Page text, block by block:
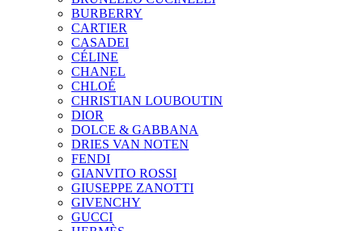
BURBERRY
CARTIER
CASADEI
CÉLINE
CHANEL
CHLOÉ
CHRISTIAN LOUBOUTIN
DIOR
DOLCE & GABBANA
DRIES VAN NOTEN
FENDI
GIANVITO ROSSI
GIUSEPPE ZANOTTI
GIVENCHY
GUCCI